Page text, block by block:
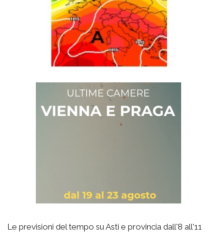
Le previsioni del tempo su Asti e provincia dall'8 all'11